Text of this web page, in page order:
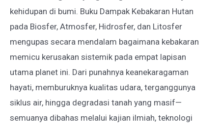
kehidupan di bumi. Buku Dampak Kebakaran Hutan
pada Biosfer, Atmosfer, Hidrosfer, dan Litosfer
mengupas secara mendalam bagaimana kebakaran
memicu kerusakan sistemik pada empat lapisan
utama planet ini. Dari punahnya keanekaragaman
hayati, memburuknya kualitas udara, terganggunya
siklus air, hingga degradasi tanah yang masif—
semuanya dibahas melalui kajian ilmiah, teknologi